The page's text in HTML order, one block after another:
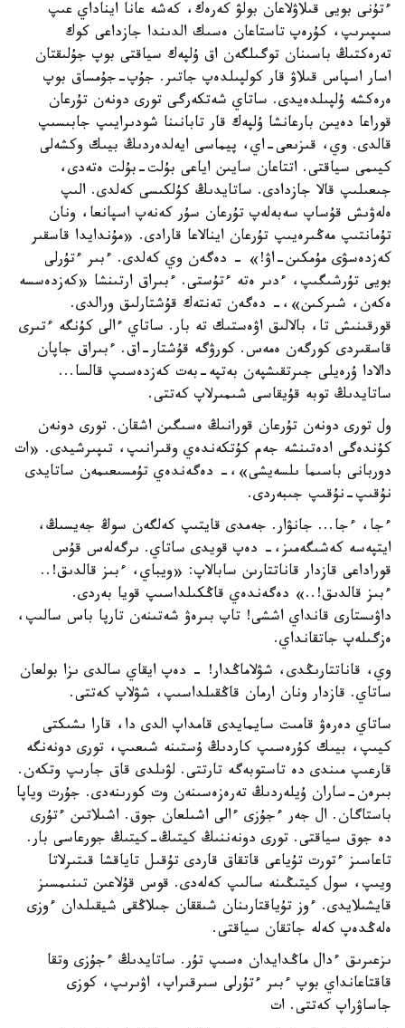
ءتۇنى بويى قىلاۋلاعان بولۋ كەرەك، كەشە عانا ايناداي عىپ
سىپىرىپ، كۇرەپ تاستاعان ەسىك الدىندا جازداعى كوك
تەرەكتىڭ باسىنان توگىلگەن اق ۇلپەك سياقتى بوپ جۇلىقتان
اسار اسپاس قىلاۋ قار كولپىلدەپ جاتىر. جۇپ-جۇمساق بوپ
ەرەكشە ۇلپىلدەيدى. ساتاي شەتكەرگى تورى دونەن تۇرعان
قوراعا دەيىن بارعانشا ۇلپەك قار تابانىنا شودىرايىپ جابىسىپ
قالدى. وي، قىزىعى-اي، پيماسى ايەلدەردىڭ بيىك وكشەلى
كيىمى سياقتى. اتتاعان سايىن اياعى بۇلت-بۇلت ەتەدى،
جىعىلىپ قالا جازدادى. ساتايدىڭ كۇلكىسى كەلدى. الىپ
ەلەۋىش قۇساپ سەبەلەپ تۇرعان سۇر كەنەپ اسپانعا، ونان
تۇمانتىپ مەڭىرەيىپ تۇرعان اينالاعا قارادى. «مۇندايدا قاسقىر
كەزدەسۋى مۇمكىن-اۋ!» - دەگەن وي كەلدى. ءبىر ءتۇرلى
بويى تۇرشىگىپ، ءدىر ەتە ءتۇستى. ءبىراق ارتىنشا «كەزدەسسە
ەكەن، شىركىن»،- دەگەن تەنتەك قۇشتارلىق ورالدى.
قورقىنىش تا، بالالىق اۋەستىك تە بار. ساتاي ءالى كۇنگە ءتىرى
قاسقىردى كورگەن ەمەس. كورۋگە قۇشتار-اق. ءبىراق جاپان
دالادا ۇرەيلى جىرتقىشپەن بەتپە-بەت كەزدەسىپ قالسا...
ساتايدىڭ توبە قۇيقاسى شىمىرلاپ كەتتى.
ول تورى دونەن تۇرعان قورانىڭ ەسىگىن اشقان. تورى دونەن
كۇندەگى ادەتىنشە جەم كۇتكەندەي وقىرانىپ، تىپىرشيدى. «ات
دوربانى باسىما ىلسەيشى»،- دەگەندەي تۇمسىعىمەن ساتايدى
نۇقىپ-نۇقىپ جىبەردى.
ءجا، ءجا... جانۋار. جەمدى قايتىپ كەلگەن سوڭ جەيسىڭ،
ايتپەسە كەشىگەمىز،- دەپ قويدى ساتاي. ىرگەلەس قۇس
قوراداعى قازدار قاناتتارىن سابالاپ: «ويباي، ءبىز قالدىق!..
ءبىز قالدىق!..» دەگەندەي قاڭكىلداسىپ قويا بەردى.
داۋىستارى قانداي اششى! تاپ بىرەۋ شەتىنەن تارپا باس سالىپ،
ەزگىلەپ جاتقانداي.
وي، قاناتتارىڭدى، شۋلاماڭدار! - دەپ ايقاي سالدى ىزا بولعان
ساتاي. قازدار ونان ارمان قاڭقىلداسىپ، شۋلاپ كەتتى.
ساتاي دەرەۋ قامىت سايمايدى قامداپ الدى دا، قارا ىشىكتى
كيىپ، بيىك كۇرەسىپ كاردىڭ ۇستىنە شىعىپ، تورى دونەنگە
قارعىپ مىندى دە تاستوبەگە تارتتى. لۋىلدى قاق جارىپ وتكەن.
بىرەن-ساران ۇيلەردىڭ تەرەزەسىنەن وت كورىنەدى. جۇرت وياپا
باستاگان. ال جەر ءجۇزى ءالى اشىلعان جوق. اشىلاتىن ءتۇرى
دە جوق سياقتى. تورى دونەننىڭ كيتىڭ-كيتىڭ جورعاسى بار.
تاعاسىز ءتورت تۇياعى قاتقاق قاردى تۇقىل تاياقشا قىتىرلاتا
ويىپ، سول كيتىڭىنە سالىپ كەلەدى. قوس قۇلاعىن تىنىمسىز
قايشىلايدى. ءوز تۇياقتارىنان شىققان جىلاڭقى شيقىلدان ءوزى
ەلەڭدەپ كەلە جاتقان سياقتى.
ىزعىرىق ءدال ماڭدايدان ەسىپ تۇر. ساتايدىڭ ءجۇزى وتقا
قاقتاعانداي بوپ ءبىر ءتۇرلى سىرقىراپ، اۋىرىپ، كوزى
جاساۋراپ كەتتى. ات